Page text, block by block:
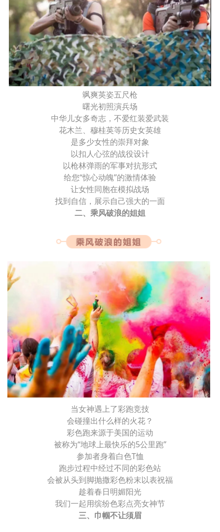
飒爽英姿五尺枪
曙光初照演兵场
中华儿女多奇志，不爱红装爱武装
花木兰、穆桂英等历史女英雄
是多少女性的崇拜对象
以扣人心弦的战役设计
以枪林弹雨的军事对抗形式
给您“惊心动魄”的激情体验
让女性同胞在模拟战场
找到自信，展示自己强大的一面
二、乘风破浪的姐姐
当女神遇上了彩跑竞技
会碰撞出什么样的火花？
彩色跑来源于美国的运动
被称为“地球上最快乐的5公里跑”
参加者身着白色T恤
跑步过程中经过不同的彩色站
会被从头到脚抛撒彩色粉末以表祝福
趁着春日明媚阳光
我们一起用缤纷色彩点亮女神节
三、巾帼不让须眉